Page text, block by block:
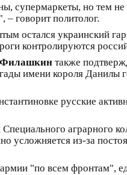
супермаркеты, но тем
говорит политолог.
остался украинский
контролируются
также
имени короля Данилы
русские
аграрного
усложняется из-за
"по всем фронтам",